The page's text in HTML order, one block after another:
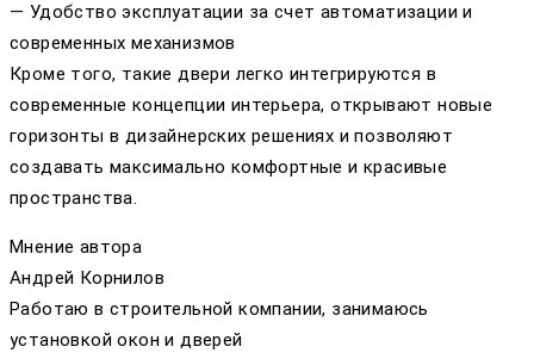
— Удобство эксплуатации за счет автоматизации и
современных механизмов
Кроме того, такие двери легко интегрируются в
современные концепции интерьера, открывают новые
горизонты в дизайнерских решениях и позволяют
создавать максимально комфортные и красивые
пространства.
Мнение автора
Андрей Корнилов
Работаю в строительной компании, занимаюсь
установкой окон и дверей